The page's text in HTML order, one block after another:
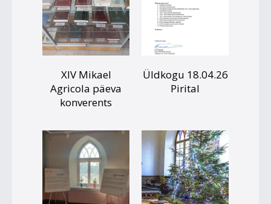
XIV Mikael
Agricola päeva
konverents
Üldkogu 18.04.26
Pirital